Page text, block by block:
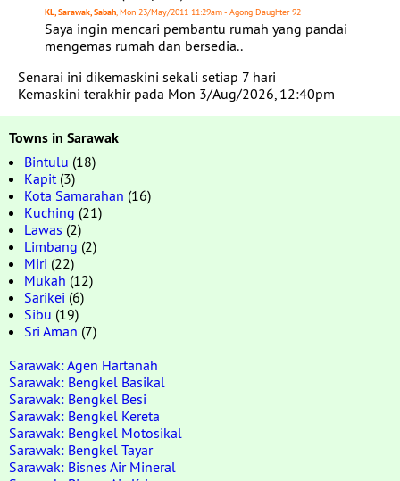
KL, Sarawak, Sabah, Mon 23/May/2011 11:29am - Agong Daughter 92
Saya ingin mencari pembantu rumah yang pandai
mengemas rumah dan bersedia..
Senarai ini dikemaskini sekali setiap 7 hari
Kemaskini terakhir pada Mon 3/Aug/2026, 12:40pm
Towns in Sarawak
Bintulu (18)
Kapit(3)
Kota Samarahan (16)
Kuching (21)
Lawas (2)
Limbang (2)
Miri (22)
Mukah (12)
Sarikei (6)
Sibu (19)
Sri Aman (7)
Sarawak: Agen Hartanah
Sarawak: Bengkel Basikal
Sarawak: Bengkel Besi
Sarawak: Bengkel Kereta
Sarawak: Bengkel Motosikal
Sarawak: Bengkel Tayar
Sarawak: Bisnes Air Mineral